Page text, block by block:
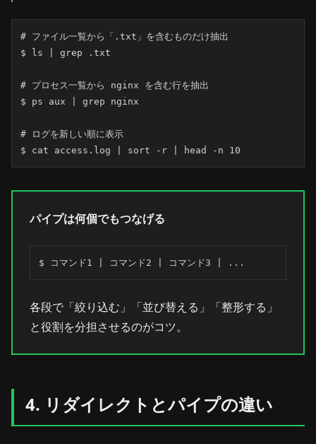
# ファイル一覧から「.txt」を含むものだけ抽出
$ ls | grep .txt
# プロセス一覧から nginx を含む行を抽出
$ ps aux | grep nginx
# ログを新しい順に表示
$ cat access.log | sort -r | head -n 10
パイプは何個でもつなげる
$ コマンド1 | コマンド2 | コマンド3 | ...
各段で「絞り込む」「並び替える」「整形する」
と役割を分担させるのがコツ。
4. リダイレクトとパイプの違い